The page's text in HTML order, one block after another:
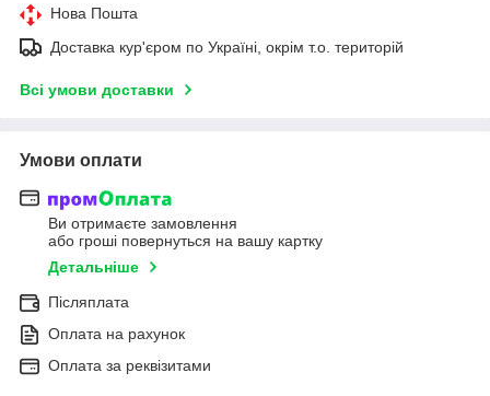
Нова Пошта
Доставка кур'єром по Україні, окрім т.о. територій
Всі умови доставки
Умови оплати
Ви отримаєте замовлення
або гроші повернуться на вашу картку
Детальніше
Післяплата
Оплата на рахунок
Оплата за реквізитами